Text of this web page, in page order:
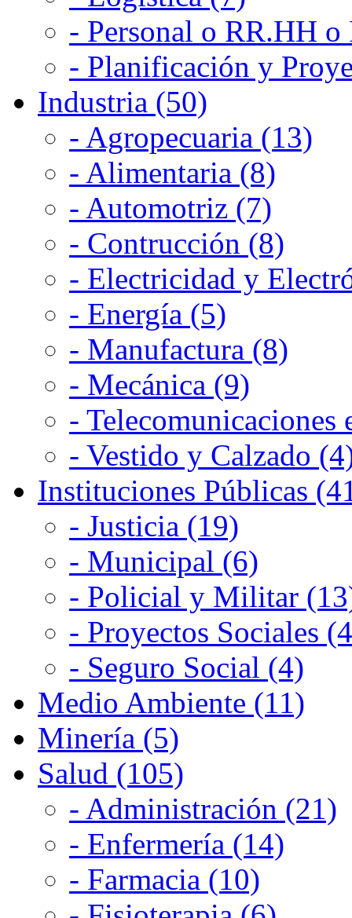
- Personal o RR.HH
- Planificación y
Industria (50)
- Agropecuaria (13)
- Alimentaria (8)
- Automotriz (7)
- Contrucción (8)
- Electricidad y
- Energía (5)
- Manufactura (8)
- Mecánica (9)
-
- Vestido y Calzado
Instituciones Públicas
- Justicia (19)
- Municipal (6)
- Policial y Militar
- Proyectos Sociales
- Seguro Social (4)
Medio Ambiente (11)
Minería (5)
Salud (105)
- Administración (21)
- Enfermería (14)
- Farmacia (10)